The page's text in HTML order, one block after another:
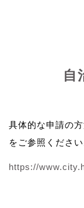
自
具体的な申請の
をご参照ください
https://